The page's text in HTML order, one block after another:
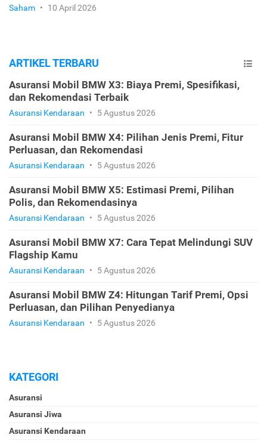
Saham • 10 April 2026
ARTIKEL TERBARU
Asuransi Mobil BMW X3: Biaya Premi, Spesifikasi,
dan Rekomendasi Terbaik
Asuransi Kendaraan • 5 Agustus 2026
Asuransi Mobil BMW X4: Pilihan Jenis Premi, Fitur
Perluasan, dan Rekomendasi
Asuransi Kendaraan • 5 Agustus 2026
Asuransi Mobil BMW X5: Estimasi Premi, Pilihan
Polis, dan Rekomendasinya
Asuransi Kendaraan • 5 Agustus 2026
Asuransi Mobil BMW X7: Cara Tepat Melindungi SUV
Flagship Kamu
Asuransi Kendaraan • 5 Agustus 2026
Asuransi Mobil BMW Z4: Hitungan Tarif Premi, Opsi
Perluasan, dan Pilihan Penyedianya
Asuransi Kendaraan • 5 Agustus 2026
KATEGORI
Asuransi
Asuransi Jiwa
Asuransi Kendaraan